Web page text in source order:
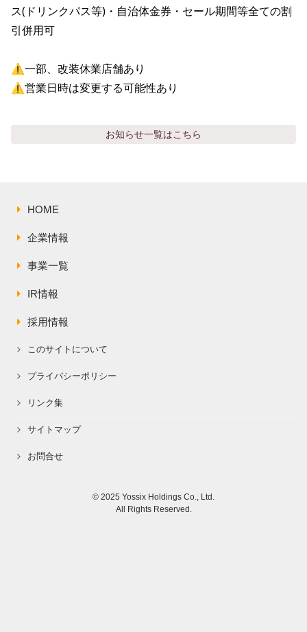
ス(ドリンクパス等)・自治体金券・セール期間等全ての割
引併用可
⚠️一部、改装休業店舗あり
⚠️営業日時は変更する可能性あり
お知らせ一覧はこちら
HOME
企業情報
事業一覧
IR情報
採用情報
このサイトについて
プライバシーポリシー
リンク集
サイトマップ
お問合せ
© 2025 Yossix Holdings Co., Ltd.
All Rights Reserved.